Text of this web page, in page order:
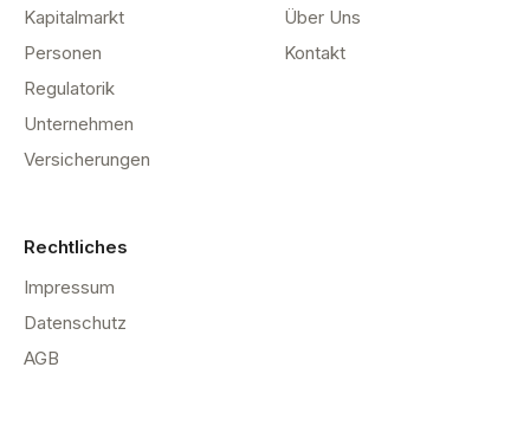
Kapitalmarkt
Personen
Regulatorik
Unternehmen
Versicherungen
Über Uns
Kontakt
Rechtliches
Impressum
Datenschutz
AGB